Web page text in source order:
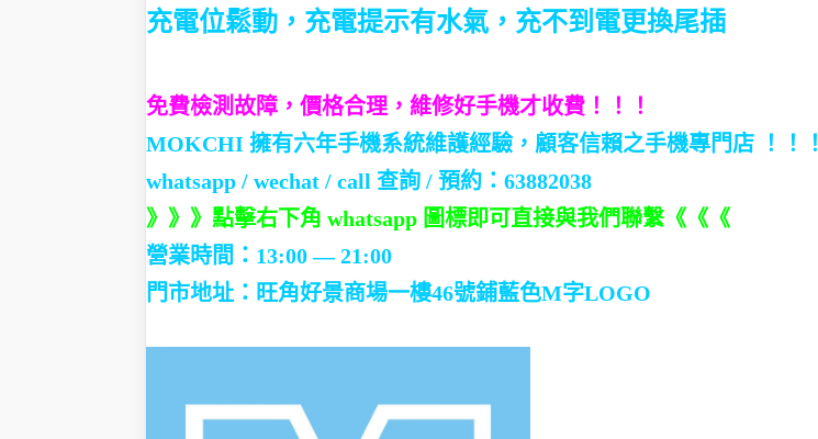
充電位鬆動，充電提示有水氣， 充不到電更換尾插
免費檢測故障，價格合理，維修好手機才收費！！！
MOKCHI 擁有六年手機系統維護經驗，顧客信賴之手機專門店 ！！！
whatsapp / wechat / call 查詢 / 預約：63882038
》》》點擊右下角 whatsapp 圖標即可直接與我們聯繫《《《
營業時間：13:00 — 21:00
門市地址： 旺角好景商場一樓46號鋪藍色M字LOGO